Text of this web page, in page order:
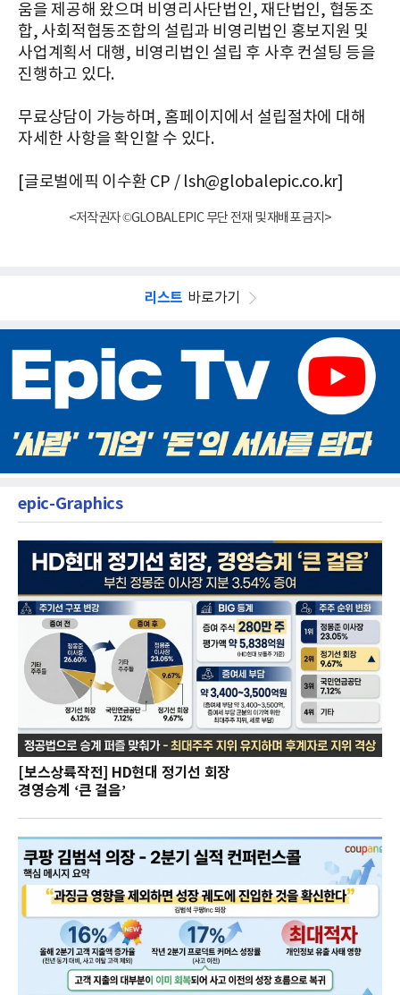
움을 제공해 왔으며 비영리사단법인, 재단법인, 협동조
합, 사회적협동조합의 설립과 비영리법인 홍보지원 및
사업계획서 대행, 비영리법인 설립 후 사후 컨설팅 등을
진행하고 있다.
무료상담이 가능하며, 홈페이지에서 설립절차에 대해
자세한 사항을 확인할 수 있다.
[글로벌에픽 이수환 CP / lsh@globalepic.co.kr]
<저작권자 ©GLOBALEPIC 무단 전재 및 재배포 금지>
리스트 바로가기
epic-Graphics
[보스상륙작전] HD현대 정기선 회장
경영승계 ‘큰 걸음’